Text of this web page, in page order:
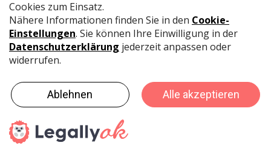
Die offizielle Publikation der Schweizer Papeterien informiert
Meldungen aus der Branche.